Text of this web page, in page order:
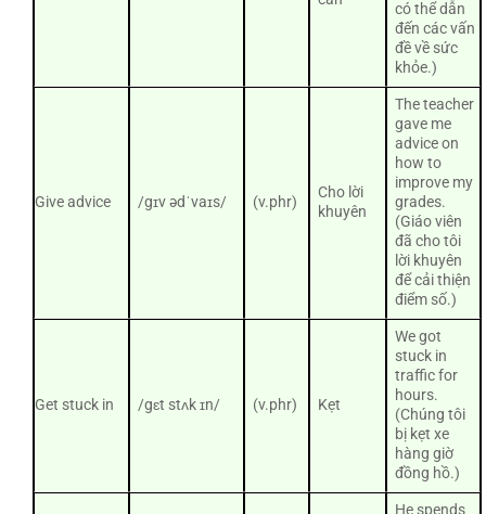
có thể dẫn
đến các vấn
đề về sức
khỏe.)
Give advice /gɪv ədˈvaɪs/ (v.phr)
Cho lời
khuyên
The teacher
gave me
advice on
how to
improve my
grades.
(Giáo viên
đã cho tôi
lời khuyên
để cải thiện
điểm số.)
Get stuck in /gɛt stʌk ɪn/ (v.phr) Kẹt
We got
stuck in
traffic for
hours.
(Chúng tôi
bị kẹt xe
hàng giờ
đồng hồ.)